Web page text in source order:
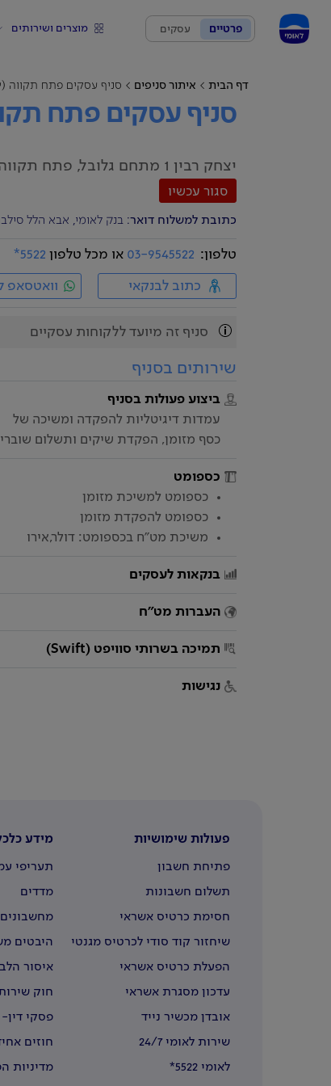
פרטיים עסקים מוצרים ושירותים
דף הבית איתור סניפים סניף עסקים פתח תקווה (709)
סניף עסקים פתח
יצחק רבין 1 מתחם גלובל, פתח תקווה
סגור עכשיו
כתובת למשלוח דואר: בנק לאומי, אבא הלל סילבר 3, לוד
טלפון: 03-9545522 או מכל טלפון 5522*
כתוב לבנקאי וואטסאפ
סניף זה מיועד ללקוחות עסקיים
שירותים בסניף
ביצוע פעולות בסניף
עמדות דיגיטליות להפקדה ומשיכה של
כסף מזומן, הפקדת שיקים ותשלום
כספומט
כספומט למשיכת מזומן
כספומט להפקדת מזומן
משיכת מט"ח בכספומט: דולר,אירו
בנקאות לעסקים
העברות מט"ח
תמיכה בשרותי סוויפט (Swift)
נגישות
פעולות שימושיות
פתיחת חשבון
תשלום חשבונות
חסימת כרטיס אשראי
שיחזור קוד סודי לכרטיס מגנטי
הפעלת כרטיס אשראי
עדכון מסגרת אשראי
אובדן מכשיר נייד
שירות לאומי 24/7
לאומי 5522*
מידע
תעריפי
מדדים
מחשבונים
היבטים
איסור
חוק
פסקי דין-
חוזים
מדיניות